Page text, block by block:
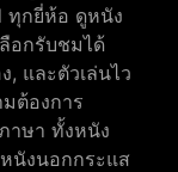
ทุกยี่ห้อ ดูหนัง
อกรับชมได้
, และตัวเล่นไว
ต้องการ
าษา ทั้งหนัง
นังนอกกระแส